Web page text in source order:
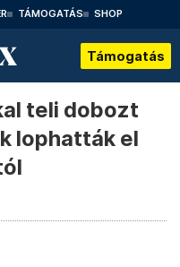
TÁMOGATÁS SHOP
Támogatás
teli dobozt
lophatták el